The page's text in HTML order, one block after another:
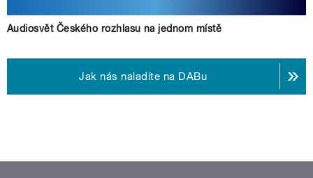
Audiosvět Českého rozhlasu na jednom místě
Jak nás naladíte na DABu